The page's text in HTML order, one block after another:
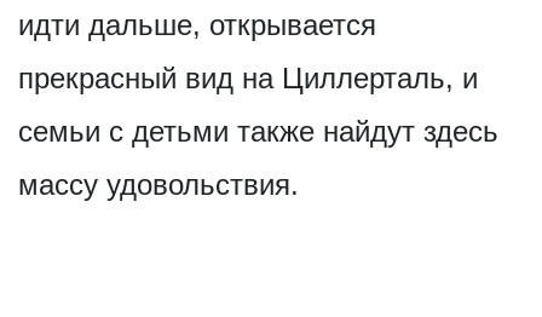
идти дальше, открывается
прекрасный вид на Циллерталь, и
семьи с детьми также найдут здесь
массу удовольствия.